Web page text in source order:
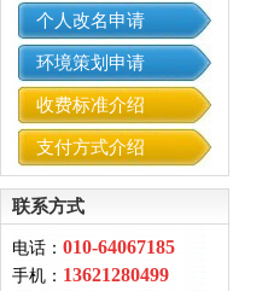
个人改名申请
环境策划申请
收费标准介绍
支付方式介绍
联系方式
电话： 010-64067185
手机： 13621280499